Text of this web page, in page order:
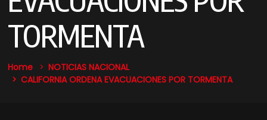
TORMENTA
Home NOTICIAS NACIONAL
CALIFORNIA ORDENA EVACUACIONES POR TORMENTA